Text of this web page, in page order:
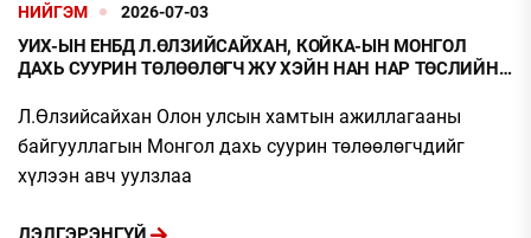
НИЙГЭМ 2026-07-03
УИХ-ЫН ЕНБД Л.ӨЛЗИЙСАЙХАН, КОЙКА-ЫН МОНГОЛ
ДАХЬ СУУРИН ТӨЛӨӨЛӨГЧ ЖУ ХЭЙН НАН НАР ТӨСЛИЙН
Л.Өлзийсайхан Олон улсын хамтын ажиллагааны
байгууллагын Монгол дахь суурин төлөөлөгчдийг
хүлээн авч уулзлаа